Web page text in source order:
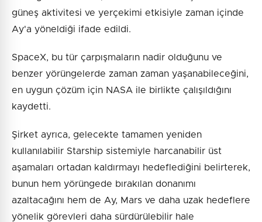
güneş aktivitesi ve yerçekimi etkisiyle zaman içinde
Ay'a yöneldiği ifade edildi.
SpaceX, bu tür çarpışmaların nadir olduğunu ve
benzer yörüngelerde zaman zaman yaşanabileceğini,
en uygun çözüm için NASA ile birlikte çalışıldığını
kaydetti.
Şirket ayrıca, gelecekte tamamen yeniden
kullanılabilir Starship sistemiyle harcanabilir üst
aşamaları ortadan kaldırmayı hedeflediğini belirterek,
bunun hem yörüngede bırakılan donanımı
azaltacağını hem de Ay, Mars ve daha uzak hedeflere
yönelik görevleri daha sürdürülebilir hale